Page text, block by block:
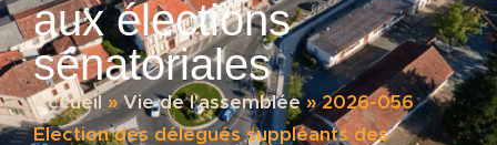
aux élections
sénatoriales
Accueil »Vie de l'assemblée»2026-056
Election des délégués suppléants des